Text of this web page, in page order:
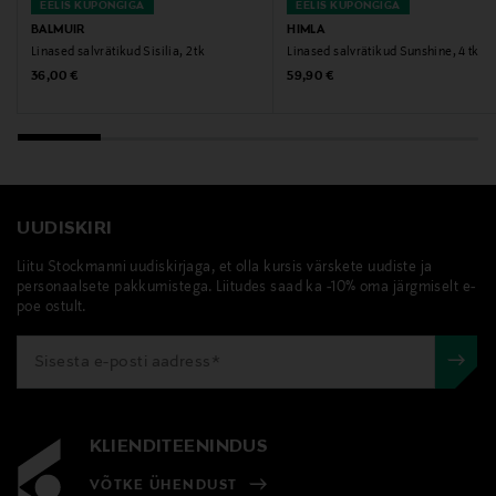
balmuir, salvrätikud, lauasalvrätikud, linased
salvrätikud
EELIS KUPONGIGA
BALMUIR
Linased salvrätikud Sisilia, 2 tk
Original Price
36,00 €
EELIS KUPONGIGA
HIMLA
Linased salvrätikud Sunshine, 4 tk
Original Price
59,90 €
UUDISKIRI
Liitu Stockmanni uudiskirjaga, et olla kursis värskete uudiste ja
personaalsete pakkumistega. Liitudes saad ka -10% oma järgmiselt e-
poe ostult.
KLIENDITEENINDUS
VÕTKE ÜHENDUST